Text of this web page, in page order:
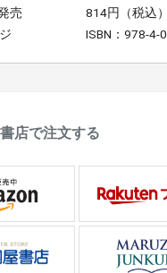
売
814円（税込）
ISBN：978-4-
店で注文する